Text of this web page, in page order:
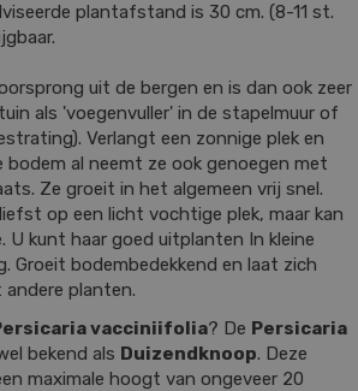
plantafstand is 30 cm. (8-11 st.
uit de bergen en is dan ook zeer
als 'voegenvuller' in de stapelmuur of
Verlangt een zonnige plek en
bodem al neemt ze ook genoegen met
Ze groeit in het algemeen vrij snel.
op een licht vochtige plek, maar kan
U kunt haar goed uitplanten In kleine
Groeit bodembedekkend en laat zich
planten.
vacciniifolia? De Persicaria
bekend als Duizendknoop. Deze
maximale hoogt van ongeveer 20